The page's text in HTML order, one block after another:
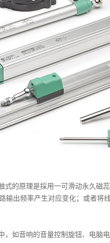
的原理是採用一可滑动永久磁
输出频率产生对应变化；或者将
如音响的音量控制旋钮、电脑